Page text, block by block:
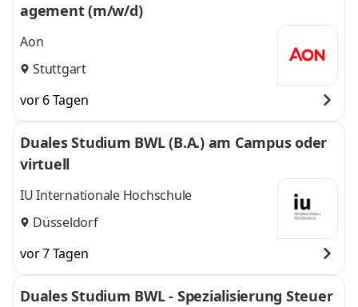
agement (m/w/d)
Aon
Stuttgart
vor 6 Tagen
Duales Studium BWL (B.A.) am Campus oder
virtuell
IU Internationale Hochschule
Düsseldorf
vor 7 Tagen
Duales Studium BWL - Spezialisierung Steuer